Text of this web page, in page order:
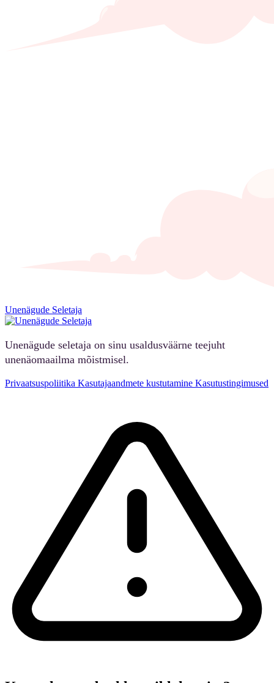
Unenägude Seletaja
Unenägude seletaja on sinu usaldusväärne teejuht
unenäomaailma mõistmisel.
Privaatsuspoliitika Kasutajaandmete kustutamine Kasutustingimused